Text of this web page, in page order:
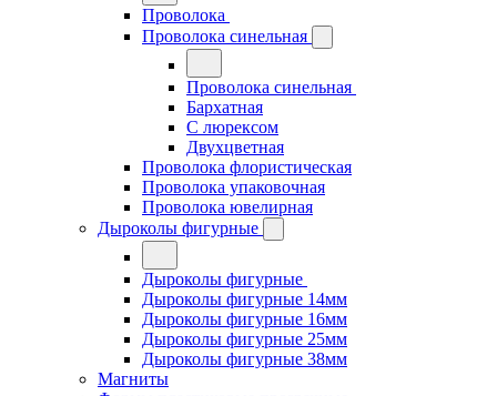
Проволока
Проволока синельная
Проволока синельная
Бархатная
С люрексом
Двухцветная
Проволока флористическая
Проволока упаковочная
Проволока ювелирная
Дыроколы фигурные
Дыроколы фигурные
Дыроколы фигурные 14мм
Дыроколы фигурные 16мм
Дыроколы фигурные 25мм
Дыроколы фигурные 38мм
Магниты